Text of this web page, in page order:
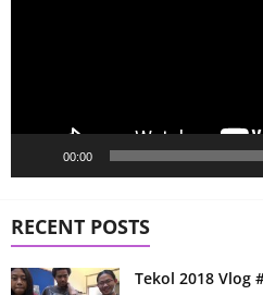
00:00
RECENT POSTS
Tekol 2018 Vlog